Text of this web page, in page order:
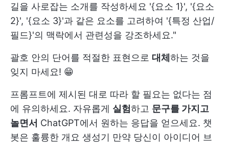
길을 사로잡는 소개를 작성하세요 '{요소 1}', '{요소
2}', '{요소 3}'과 같은 요소를 고려하여 '{특정 산업/
필드}'의 맥락에서 관련성을 강조하세요."
괄호 안의 단어를 적절한 표현으로 대체하는 것을
잊지 마세요! 😁
프롬프트에 제시된 대로 따라 할 필요는 없다는 점
에 유의하세요. 자유롭게 실험하고 문구를 가지고
놀면서 ChatGPT에서 원하는 응답을 얻으세요. 챗
봇은 훌륭한 개요 생성기 만약 당신이 아이디어 브